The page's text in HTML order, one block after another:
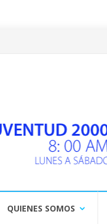
QUIENES SOMOS